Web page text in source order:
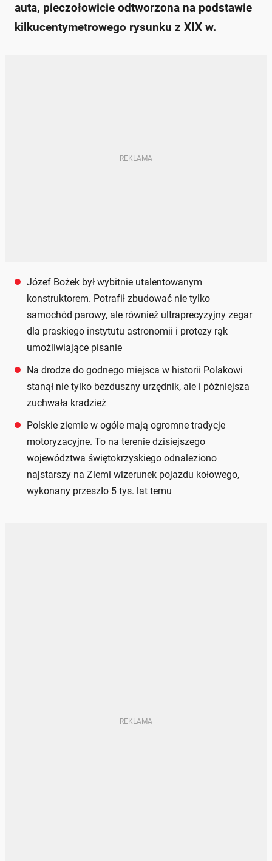
auta, pieczołowicie odtworzona na podstawie
kilkucentymetrowego rysunku z XIX w.
Józef Bożek był wybitnie utalentowanym
konstruktorem. Potrafił zbudować nie tylko
samochód parowy, ale również ultraprecyzyjny zegar
dla praskiego instytutu astronomii i protezy rąk
umożliwiające pisanie
Na drodze do godnego miejsca w historii Polakowi
stanął nie tylko bezduszny urzędnik, ale i późniejsza
zuchwała kradzież
Polskie ziemie w ogóle mają ogromne tradycje
motoryzacyjne. To na terenie dzisiejszego
województwa świętokrzyskiego odnaleziono
najstarszy na Ziemi wizerunek pojazdu kołowego,
wykonany przeszło 5 tys. lat temu